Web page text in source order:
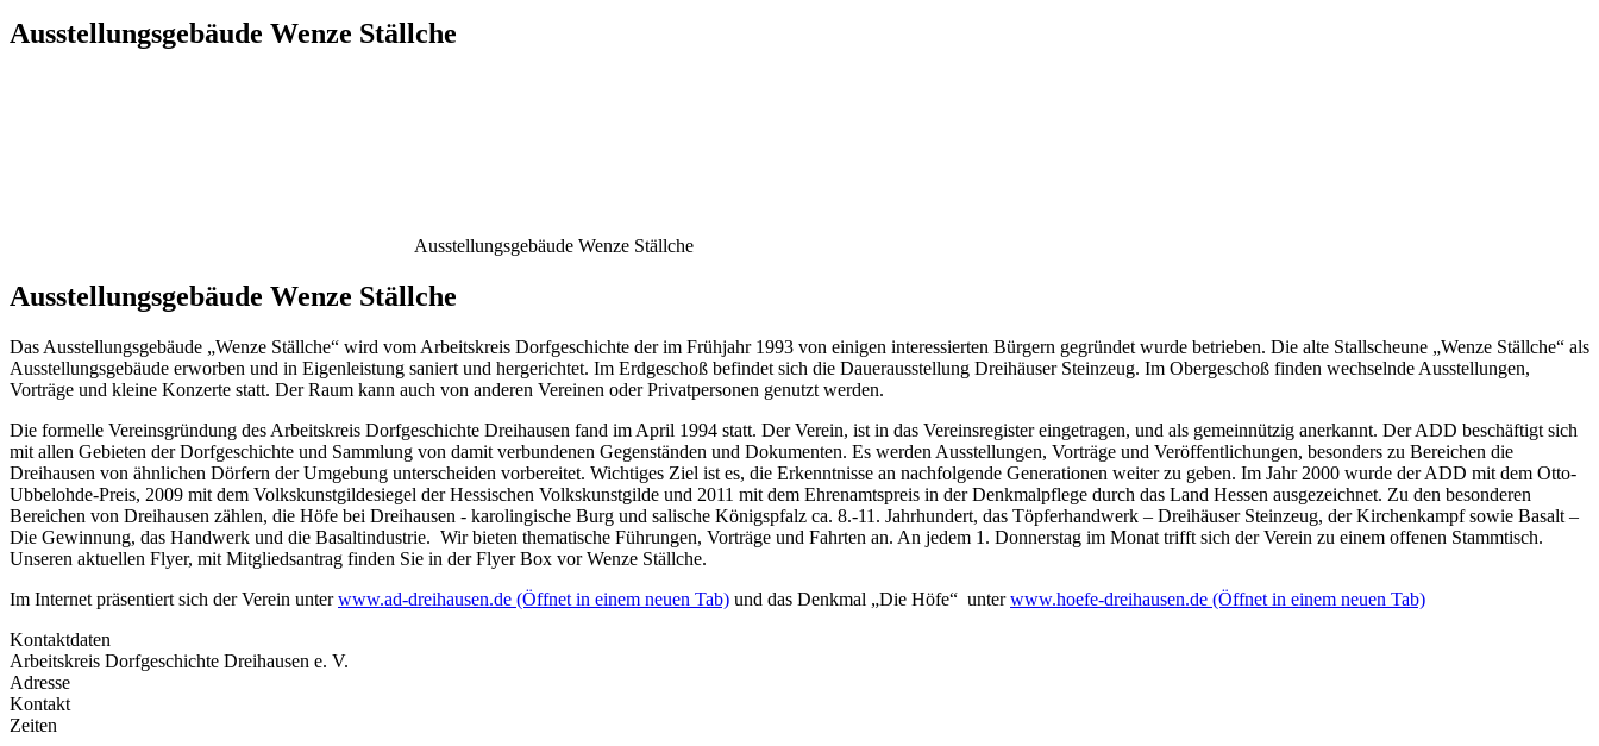
Ausstellungsgebäude Wenze Ställche
Ausstellungsgebäude Wenze Ställche
Ausstellungsgebäude Wenze Ställche
Das Ausstellungsgebäude „Wenze Ställche“ wird vom Arbeitskreis Dorfgeschichte der im Frühjahr 1993 von einigen interessierten Bürgern gegründet wurde betrieben. Die alte Stallscheune „Wenze Ställche“ als
Ausstellungsgebäude erworben und in Eigenleistung saniert und hergerichtet. Im Erdgeschoß befindet sich die Dauerausstellung Dreihäuser Steinzeug. Im Obergeschoß finden wechselnde Ausstellungen,
Vorträge und kleine Konzerte statt. Der Raum kann auch von anderen Vereinen oder Privatpersonen genutzt werden.
Die formelle Vereinsgründung des Arbeitskreis Dorfgeschichte Dreihausen fand im April 1994 statt. Der Verein, ist in das Vereinsregister eingetragen, und als gemeinnützig anerkannt. Der ADD beschäftigt sich
mit allen Gebieten der Dorfgeschichte und Sammlung von damit verbundenen Gegenständen und Dokumenten. Es werden Ausstellungen, Vorträge und Veröffentlichungen, besonders zu Bereichen die
Dreihausen von ähnlichen Dörfern der Umgebung unterscheiden vorbereitet. Wichtiges Ziel ist es, die Erkenntnisse an nachfolgende Generationen weiter zu geben. Im Jahr 2000 wurde der ADD mit dem Otto-
Ubbelohde-Preis, 2009 mit dem Volkskunstgildesiegel der Hessischen Volkskunstgilde und 2011 mit dem Ehrenamtspreis in der Denkmalpflege durch das Land Hessen ausgezeichnet. Zu den besonderen
Bereichen von Dreihausen zählen, die Höfe bei Dreihausen - karolingische Burg und salische Königspfalz ca. 8.-11. Jahrhundert, das Töpferhandwerk – Dreihäuser Steinzeug, der Kirchenkampf sowie Basalt –
Die Gewinnung, das Handwerk und die Basaltindustrie. Wir bieten thematische Führungen, Vorträge und Fahrten an. An jedem 1. Donnerstag im Monat trifft sich der Verein zu einem offenen Stammtisch.
Unseren aktuellen Flyer, mit Mitgliedsantrag finden Sie in der Flyer Box vor Wenze Ställche.
Im Internet präsentiert sich der Verein unterwww.ad-dreihausen.de (Öffnet in einem neuen Tab) und das Denkmal „Die Höfe“ unterwww.hoefe-dreihausen.de (Öffnet in einem neuen Tab)
Kontaktdaten
Arbeitskreis Dorfgeschichte Dreihausen e. V.
Adresse
Kontakt
Zeiten